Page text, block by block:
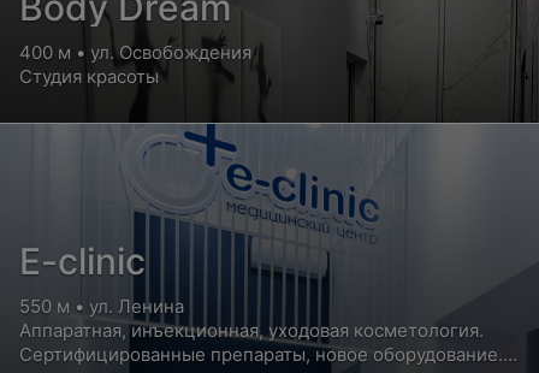
400 м • ул. Освобождения
Студия красоты
E-clinic
550 м • ул. Ленина
Аппаратная, инъекционная, уходовая косметология.
Сертифицированные препараты, новое оборудование.